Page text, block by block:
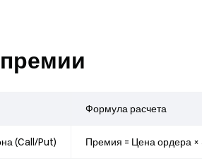
Формула расчета
(Call/Put) Премия = Цена ордера ×